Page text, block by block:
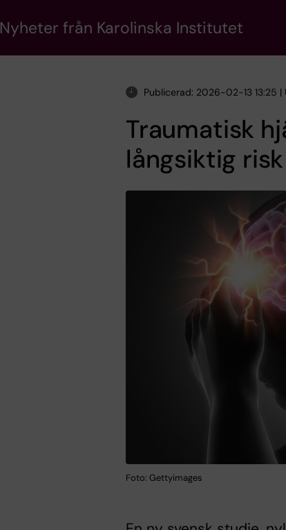
Nyheter från Karolinska Institutet
Publicerad: 2026-02-13 13:25
Traumatisk
långsiktig
Foto: Gettyimages